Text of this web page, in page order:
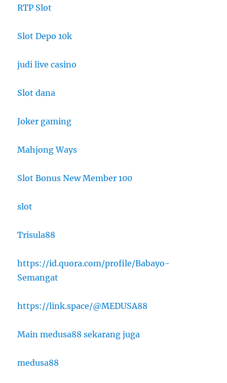
RTP Slot
Slot Depo 10k
judi live casino
Slot dana
Joker gaming
Mahjong Ways
Slot Bonus New Member 100
slot
Trisula88
https://id.quora.com/profile/Babayo-
Semangat
https://link.space/@MEDUSA88
Main medusa88 sekarang juga
medusa88